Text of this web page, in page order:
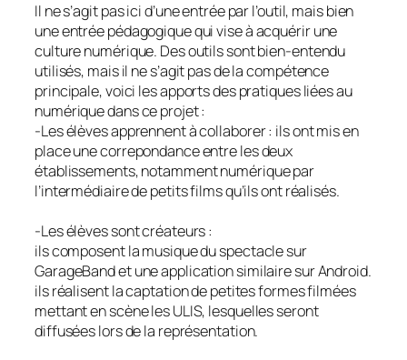
Il ne s’agit pas ici d’une entrée par l’outil, mais bien
une entrée pédagogique qui vise à acquérir une
culture numérique. Des outils sont bien-entendu
utilisés, mais il ne s’agit pas de la compétence
principale, voici les apports des pratiques liées au
numérique dans ce projet :
-Les élèves apprennent à collaborer : ils ont mis en
place une correpondance entre les deux
établissements, notamment numérique par
l’intermédiaire de petits films qu’ils ont réalisés.
-Les élèves sont créateurs :
ils composent la musique du spectacle sur
GarageBand et une application similaire sur Android.
ils réalisent la captation de petites formes filmées
mettant en scène les ULIS, lesquelles seront
diffusées lors de la représentation.